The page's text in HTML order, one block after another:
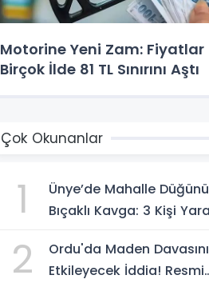
Motorine Yeni Zam: Fiyatlar
Birçok İlde 81 TL Sınırını Aştı
Çok Okunanlar
1
Ünye’de Mahalle
Bıçaklı Kavga: 3 Kişi
2
Ordu'da Maden Davasını
Etkileyecek İddia! Resmi